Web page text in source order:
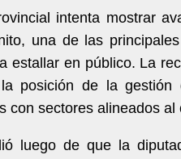
intenta mostrar
una de las
estallar en público. La
posición de la gestión
con sectores alineados
luego de que la